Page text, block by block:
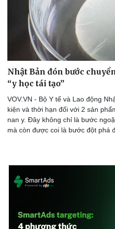
Doanh nghiệp
Thông tin doanh nghiệp
Doanh nghiệp 24h
Doanh nhân
Vì cộng đồng
Nhật Bản đón bước
“y học tái tạo”
VOV.VN - Bộ Y tế và Lao động
kiện và thời hạn đối với 2 sản
nan y. Đây không chỉ là bước
mà còn được coi là bước đột phá